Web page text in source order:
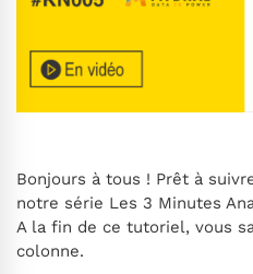
Bonjours à tous ! Prêt à
notre série Les 3 Minutes
A la fin de ce tutoriel, vous
colonne.